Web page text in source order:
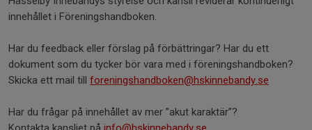
innehållet i Föreningshandboken.
Har du feedback eller förslag på förbättringar? Har du ett
dokument som du tycker bör vara med i föreningshandboken?
Skicka ett mail till foreningshandboken@hskinnebandy.se
Har du frågar på innehållet av mer ”akut karaktär”?